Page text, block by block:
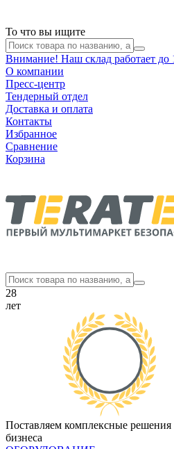
То что вы ищите
Внимание! Наш склад работает до
О компании
Пресс-центр
Тендерный отдел
Доставка и оплата
Контакты
Избранное
Сравнение
Корзина
28
лет
Поставляем комплексные решения
бизнеса